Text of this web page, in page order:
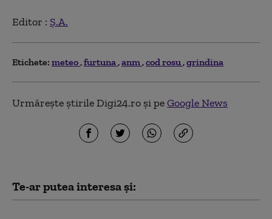
Editor : Ș.A.
Etichete: meteo furtuna anm cod rosu grindina
Urmărește știrile Digi24.ro și peGoogle News
Te-ar putea interesa și: